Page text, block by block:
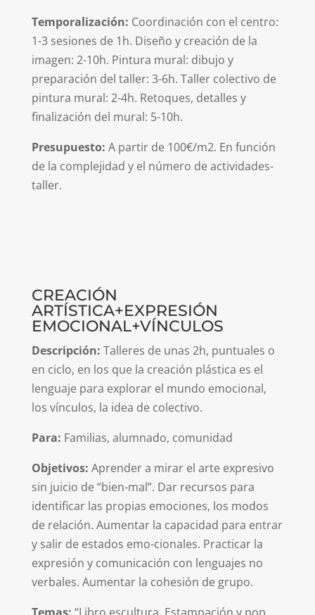
Temporalización: Coordinación con el centro:
1-3 sesiones de 1h. Diseño y creación de la
imagen: 2-10h. Pintura mural: dibujo y
preparación del taller: 3-6h. Taller colectivo de
pintura mural: 2-4h. Retoques, detalles y
finalización del mural: 5-10h.
Presupuesto: A partir de 100€/m2. En función
de la complejidad y el número de actividades-
taller.
CREACIÓN
ARTÍSTICA+EXPRESIÓN
EMOCIONAL+VÍNCULOS
Descripción: Talleres de unas 2h, puntuales o
en ciclo, en los que la creación plástica es el
lenguaje para explorar el mundo emocional,
los vínculos, la idea de colectivo.
Para: Familias, alumnado, comunidad
Objetivos: Aprender a mirar el arte expresivo
sin juicio de “bien-mal”. Dar recursos para
identificar las propias emociones, los modos
de relación. Aumentar la capacidad para entrar
y salir de estados emo-cionales. Practicar la
expresión y comunicación con lenguajes no
verbales. Aumentar la cohesión de grupo.